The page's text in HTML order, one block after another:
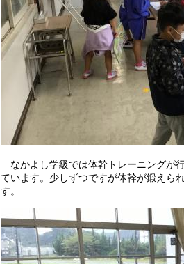
なかよし学級では体幹トレーニングが
ています。少しずつですが体幹が鍛えら
す。